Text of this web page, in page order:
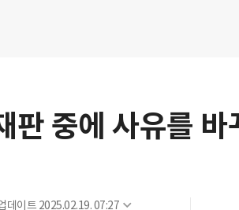
판 중에 사유를 바
데이트 2025.02.19. 07:27